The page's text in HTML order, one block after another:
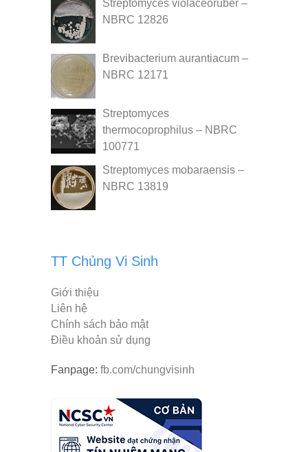
Streptomyces violaceoruber –
NBRC 12826
Brevibacterium aurantiacum –
NBRC 12171
Streptomyces
thermocoprophilus – NBRC
100771
Streptomyces mobaraensis –
NBRC 13819
TT Chủng Vi Sinh
Giới thiệu
Liên hệ
Chính sách bảo mật
Điều khoản sử dụng
Fanpage: fb.com/chungvisinh